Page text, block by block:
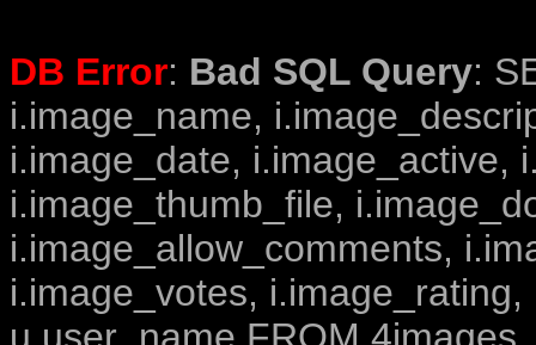
DB Error: Bad SQL Query:
i.image_name,
i.image_date, i.image_active,
i.image_thumb_file,
i.image_allow_comments,
i.image_votes,